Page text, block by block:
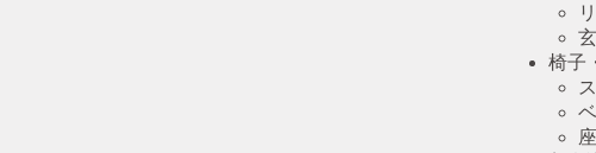
椅子